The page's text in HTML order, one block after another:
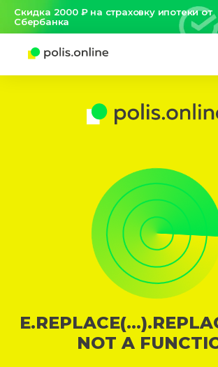
Скидка 2000 ₽ на страховку ипотеки от
Сбербанка
NOT A